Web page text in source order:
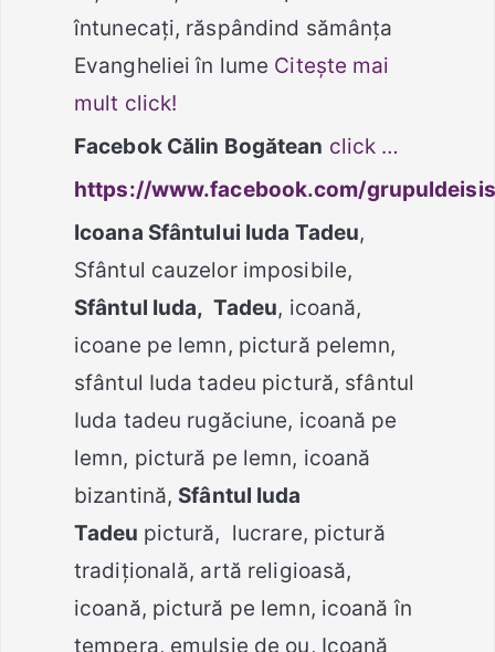
întunecaţi, răspândind sămânţa
Evangheliei în lume Citește mai
mult click!
Facebok Călin Bogătean click …
https://www.facebook.com/
Icoana Sfântului Iuda Tadeu,
Sfântul cauzelor imposibile,
Sfântul Iuda, Tadeu, icoană,
icoane pe lemn, pictură pelemn,
sfântul Iuda tadeu pictură, sfântul
Iuda tadeu rugăciune, icoană pe
lemn, pictură pe lemn, icoană
bizantină, Sfântul Iuda
Tadeu pictură, lucrare, pictură
tradițională, artă religioasă,
icoană, pictură pe lemn, icoană în
tempera, emulsie de ou, Icoană